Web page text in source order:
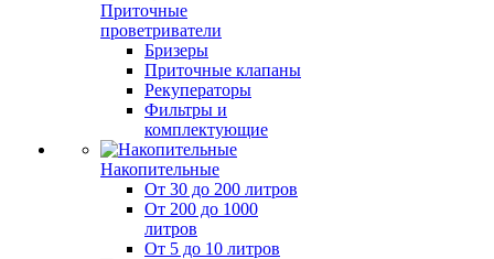
Приточные
проветриватели
Бризеры
Приточные клапаны
Рекуператоры
Фильтры и
комплектующие
Накопительные
От 30 до 200 литров
От 200 до 1000
литров
От 5 до 10 литров